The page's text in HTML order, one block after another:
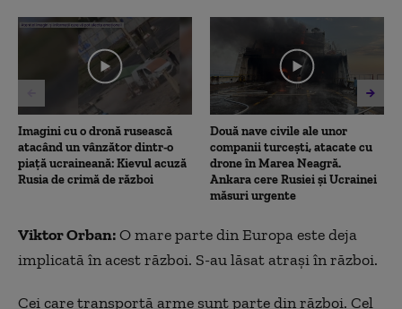
1
minute,
Imagini cu o dronă rusească
atacând un vânzător dintr-o
piață ucraineană: Kievul acuză
Rusia de crimă de război
Două nave civile ale unor
companii turcești, atacate cu
drone în Marea Neagră.
Ankara cere Rusiei și Ucrainei
măsuri urgente
Viktor Orban:O mare parte din Europa este deja
implicată în acest război. S-au lăsat atrași în război.
Cei care transportă arme sunt parte din război. Cel